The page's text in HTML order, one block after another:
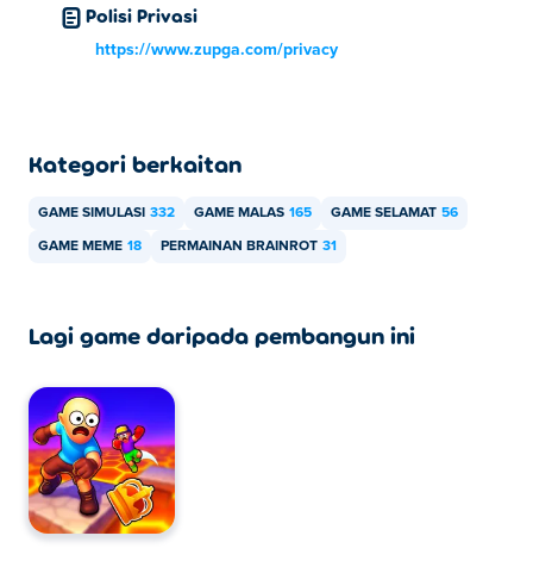
Polisi Privasi
https://www.zupga.com/privacy
Kategori berkaitan
GAME SIMULASI 332 GAME MALAS 165 GAME SELAMAT 56
GAME MEME 18 PERMAINAN BRAINROT 31
Lagi game daripada pembangun ini